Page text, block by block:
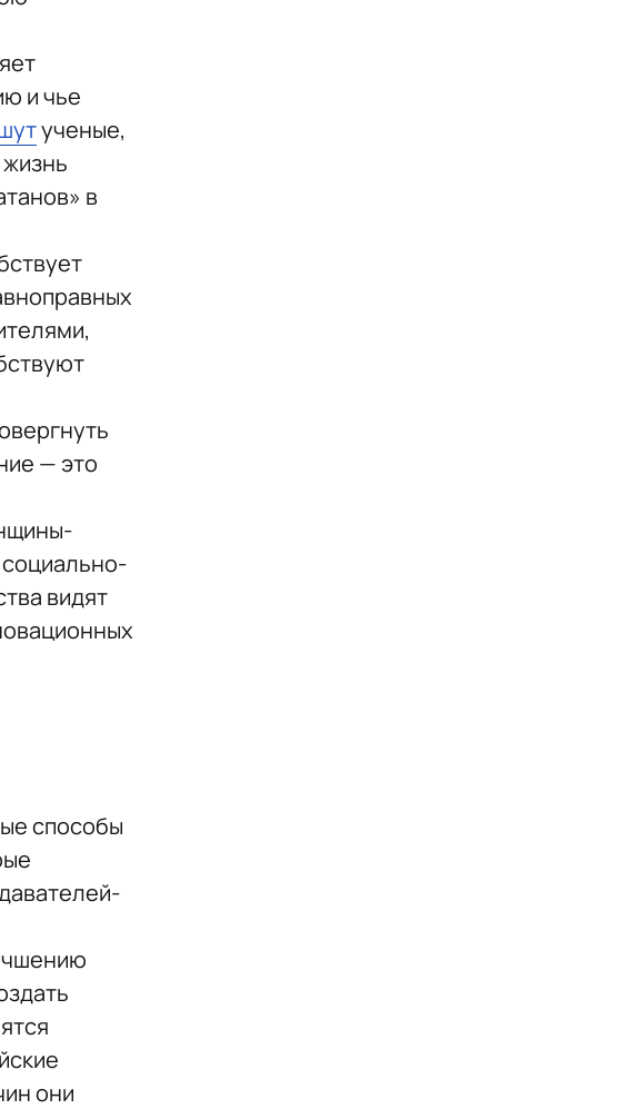
и чье
ученые,
в
— это
видят
способы
они